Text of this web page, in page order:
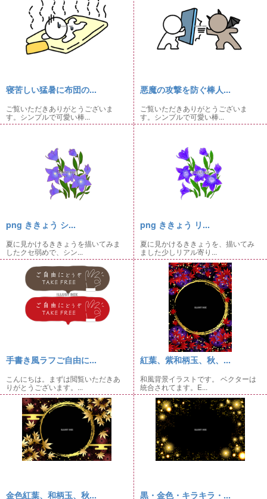
寝苦しい猛暑に布団の...
ご覧いただきありがとうございま
す。シンプルで可愛い棒...
悪魔の攻撃を防ぐ棒人...
ご覧いただきありがとうございま
す。シンプルで可愛い棒...
png ききょう シ...
夏に見かけるききょうを描いてみま
したクセ弱めで、シン...
png ききょう リ...
夏に見かけるききょうを、描いてみ
ました少しリアル寄り...
手書き風ラフご自由に...
こんにちは。まずは閲覧いただきあ
りがとうございます。...
紅葉、紫和柄玉、秋、...
和風背景イラストです。 ベクターは
統合されてます。E...
金色紅葉、和柄玉、秋... 黒・金色・キラキラ・...